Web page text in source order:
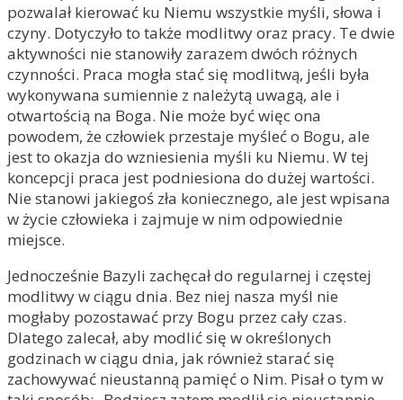
pozwalał kierować ku Niemu wszystkie myśli, słowa i
czyny. Dotyczyło to także modlitwy oraz pracy. Te dwie
aktywności nie stanowiły zarazem dwóch różnych
czynności. Praca mogła stać się modlitwą, jeśli była
wykonywana sumiennie z należytą uwagą, ale i
otwartością na Boga. Nie może być więc ona
powodem, że człowiek przestaje myśleć o Bogu, ale
jest to okazja do wzniesienia myśli ku Niemu. W tej
koncepcji praca jest podniesiona do dużej wartości.
Nie stanowi jakiegoś zła koniecznego, ale jest wpisana
w życie człowieka i zajmuje w nim odpowiednie
miejsce.
Jednocześnie Bazyli zachęcał do regularnej i częstej
modlitwy w ciągu dnia. Bez niej nasza myśl nie
mogłaby pozostawać przy Bogu przez cały czas.
Dlatego zalecał, aby modlić się w określonych
godzinach w ciągu dnia, jak również starać się
zachowywać nieustanną pamięć o Nim. Pisał o tym w